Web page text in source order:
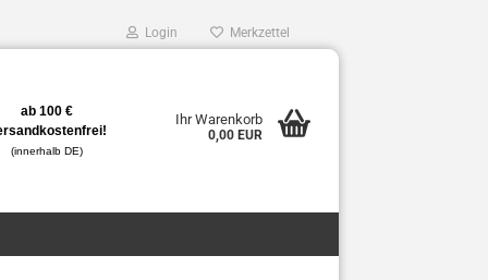
Login Merkzettel
ab 100 €
(innerhalb DE)
Ihr Warenkorb
0,00 EUR